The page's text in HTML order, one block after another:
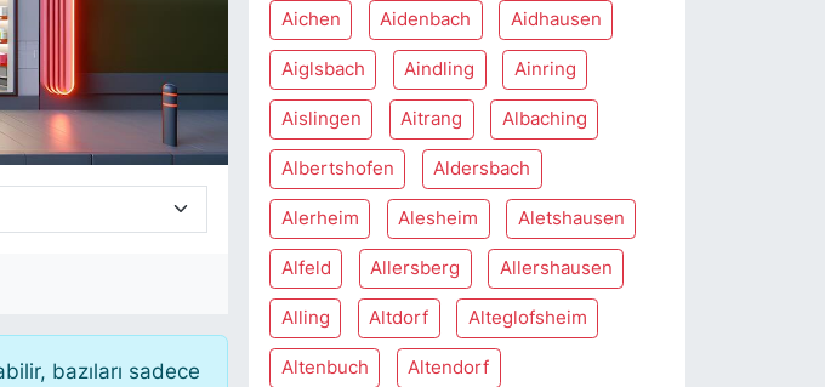
bazıları sadece
Aichen Aidenbach Aidhausen
Aiglsbach Aindling Ainring
Aislingen Aitrang Albaching
Albertshofen Aldersbach
Alerheim Alesheim Aletshausen
Alfeld Allersberg Allershausen
Alling Altdorf Alteglofsheim
Altenbuch Altendorf